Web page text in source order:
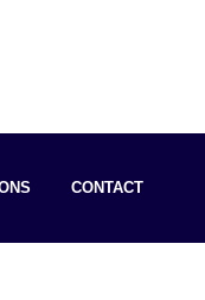
CONTACT